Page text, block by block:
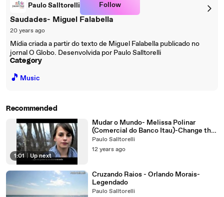
Paulo Salltorelli Follow
Saudades- Miguel Falabella
20 years ago
Mídia criada a partir do texto de Miguel Falabella publicado no
jornal O Globo. Desenvolvida por Paulo Salltorelli
Category
🎵 Music
Recommended
1:01 | Up next
Mudar o Mundo- Melissa Polinar
(Comercial do Banco Itau)-Change the
World
Paulo Salltorelli
12 years ago
Cruzando Raios - Orlando Morais-
Legendado
Paulo Salltorelli